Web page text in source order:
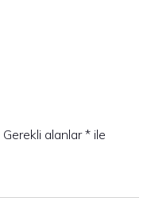
Gerekli alanlar* ile